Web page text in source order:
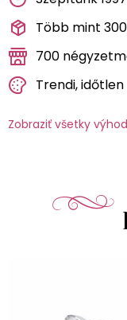
Több mint
700
Trendi,
Zobraziť všetky